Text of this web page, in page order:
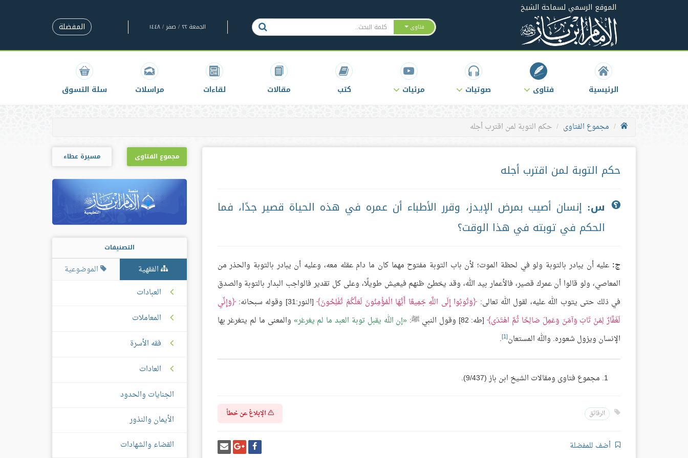
الموقع الرسمي لسماحة الشيخ
فتاوى الجمعة ٢٢ / صفر / ١٤٤٨ المفضلة
الرئيسية فتاوى صوتيات مرئيات كتب مقالات لقاءات مراسلات سلة التسوق
مجموع الفتاوى حكم التوبة لمن اقترب أجله
حكم التوبة لمن اقترب أجله
س: إنسان أصيب بمرض الإيدز، وقرر الأطباء أن عمره في هذه الحياة قصير جدًا، فما
الحكم في توبته في هذا الوقت؟
ج: عليه أن يبادر بالتوبة ولو في لحظة الموت؛ لأن باب التوبة مفتوح مهما كان ما دام عقله معه، وعليه أن يبادر بالتوبة والحذر من
المعاصي، ولو قالوا أن عمرك قصير، فالأعمار بيد الله، وقد يخطئ ظنهم فيعيش طويلًا، وعلى كل تقدير فالواجب البدار بالتوبة والصدق
في ذلك حتى يتوب الله عليه، لقول الله تعالى: وَتُوبُوا إِلَى اللَّهِ جَمِيعًا أَيُّهَا الْمُؤْمِنُونَ لَعَلَّكُمْ تُفْلِحُونَ [النور:31] وقوله سبحانه:
وَإِنِّي
لَغَفَّارٌ لِمَنْ تَابَ وَآمَنَ وَعَمِلَ صَالِحًا ثُمَّ اهْتَدَى [طه: 82] وقول النبي ﷺ: إن الله يقبل توبة العبد ما لم يغرغر والمعنى ما لم يتغرغر بها
الإنسان ويزول شعوره. والله المستعان[1]
.
مجموع فتاوى ومقالات الشيخ ابن باز (9/437).
الرقائق الإبلاغ عن خطأ
أضف للمفضلة شارك
على
شارك
على
إرسل
إيميل
مجموع الفتاوى مسيرة عطاء
التصنيفات
الفقهية
الموضوعية
العبادات
المعاملات
فقه الأسرة
العادات
الجنايات والحدود
الأيمان والنذور
القضاء والشهادات